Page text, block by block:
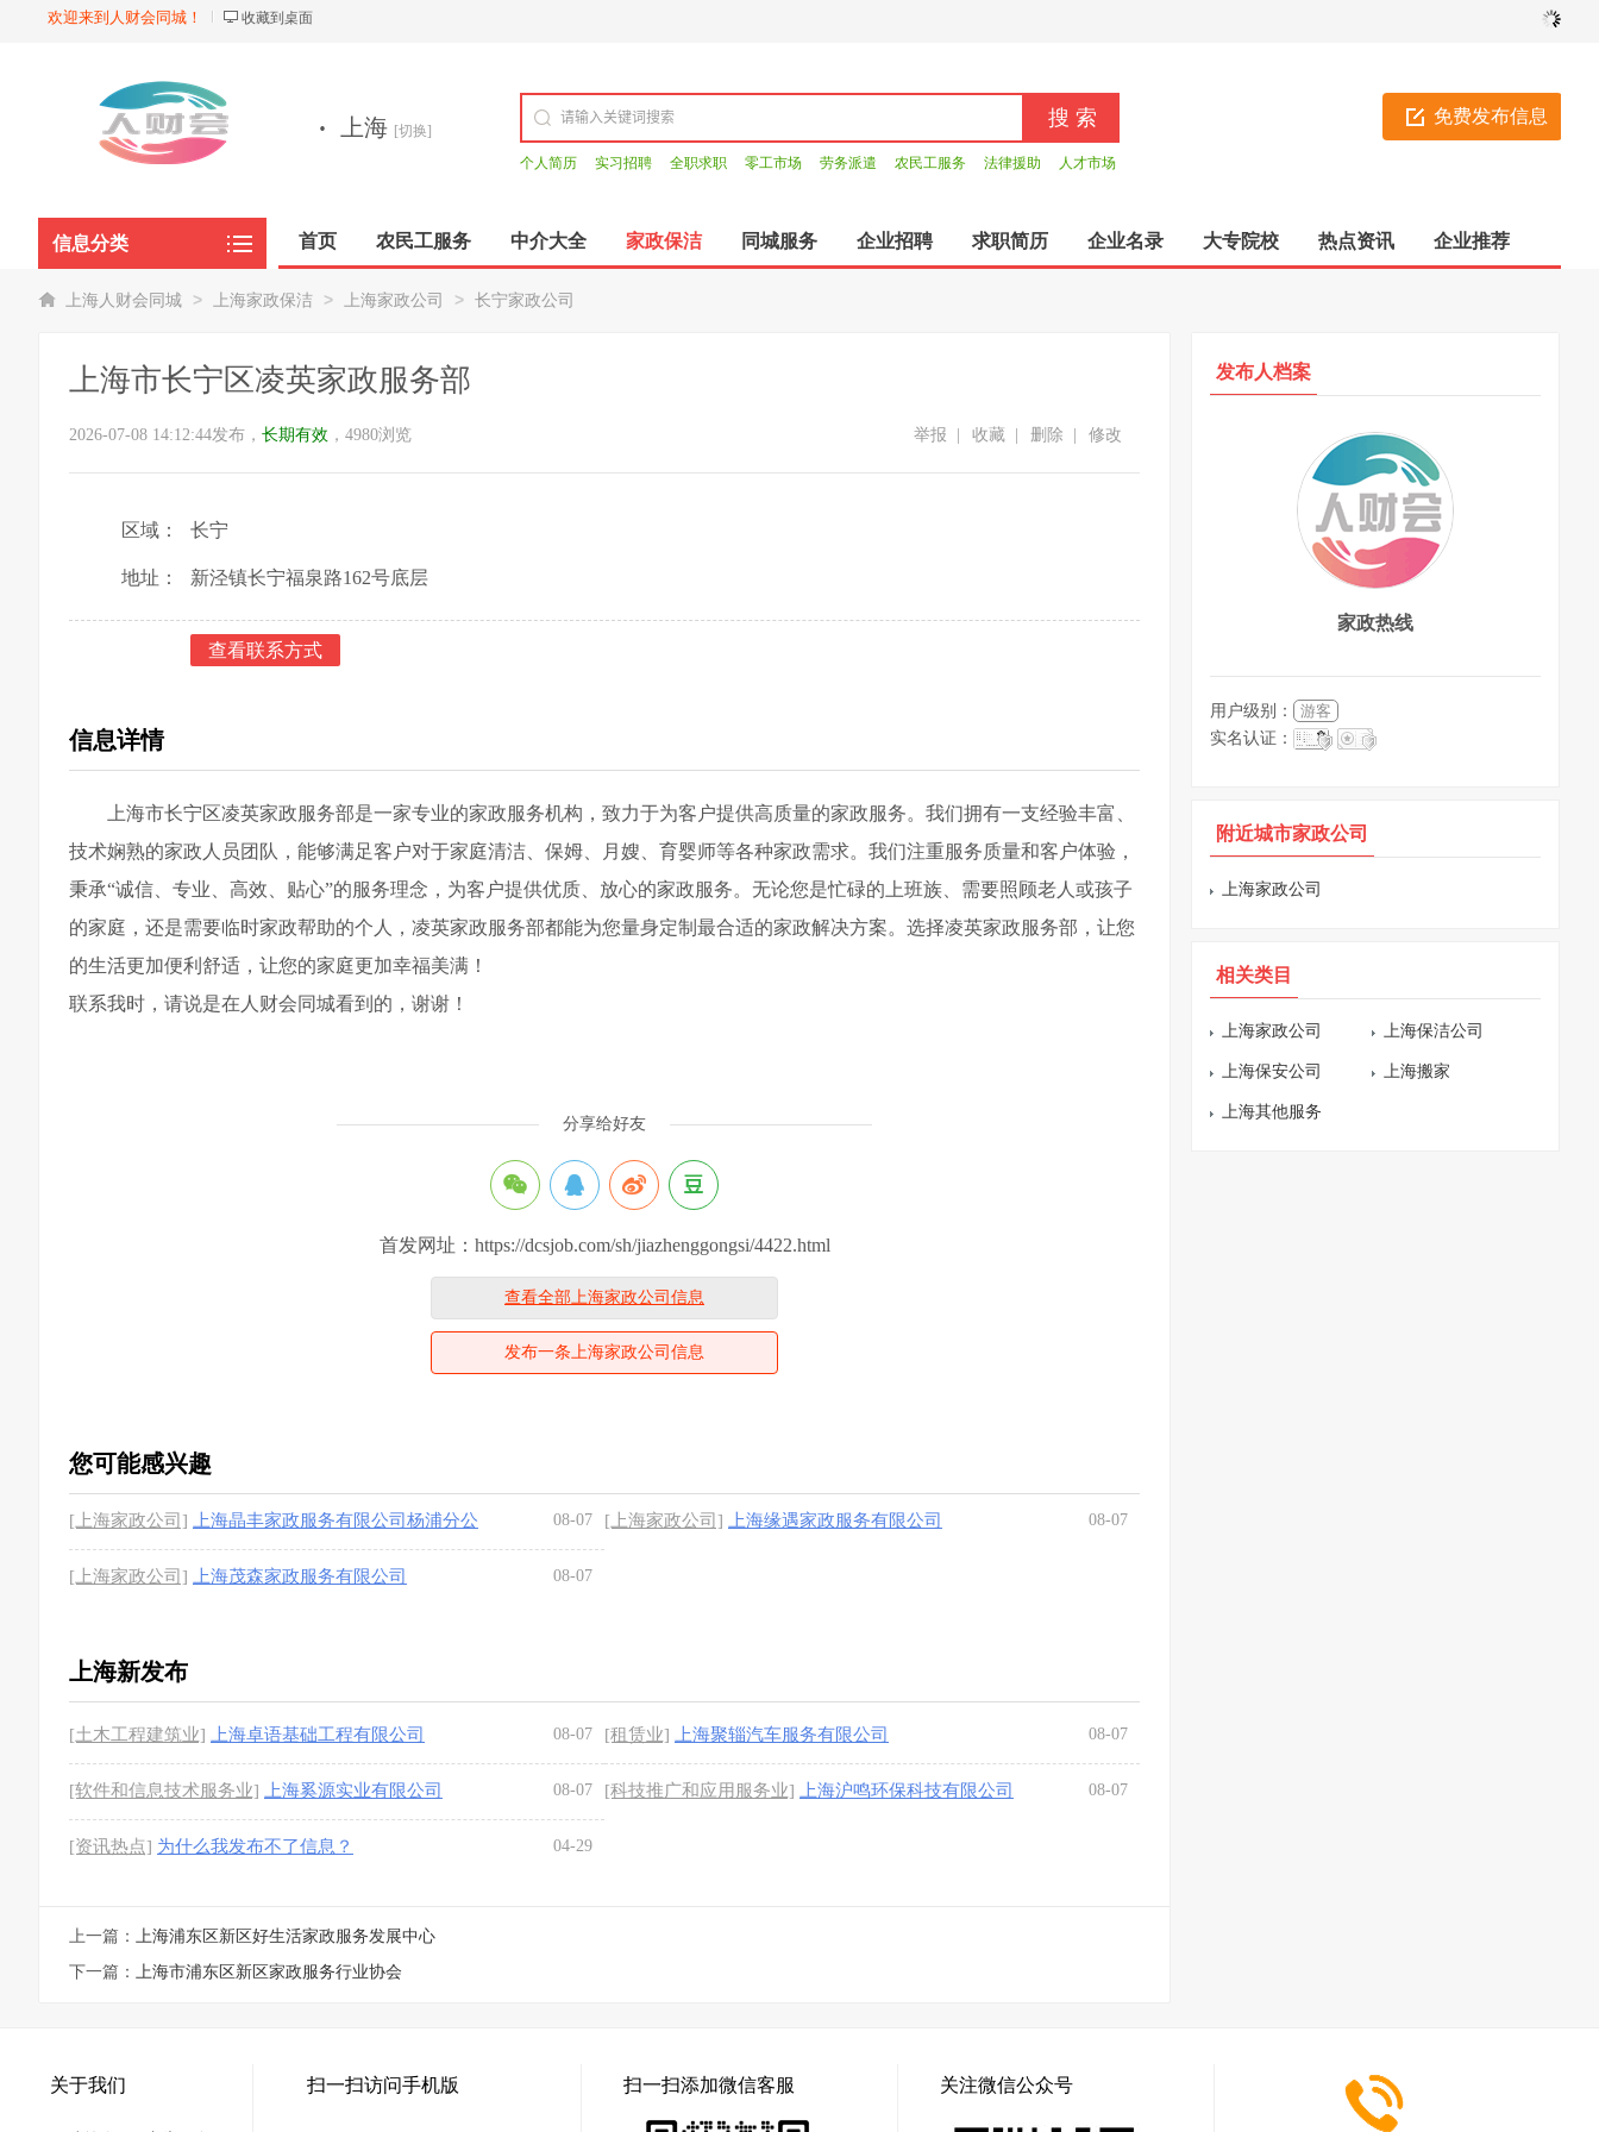
欢迎来到人财会同城！ 收藏到桌面
免费发布信息
· 上海 [切换]
个人简历
实习招聘 全职求职 零工市场 劳务派遣 农民工服务 法律援助 人才市场
信息分类 首页 农民工服务 中介大全 家政保洁 同城服务 企业招聘 求职简历 企业名录 大专院校 热点资讯 企业推荐
商品展示
上海人财会同城 > 上海家政保洁 > 上海家政公司 > 长宁家政公司
上海市长宁区凌英家政服务部
2026-07-08 14:12:44发布， 长期有效 ，4980浏览 修改
删除
收藏
举报
区域： 长宁
地址： 新泾镇长宁福泉路162号底层
查看联系方式
信息详情
上海市长宁区凌英家政服务部是一家专业的家政服务机构，致力于为客户提供高质量的家政服务。我们拥有一支经验丰富、
技术娴熟的家政人员团队，能够满足客户对于家庭清洁、保姆、月嫂、育婴师等各种家政需求。我们注重服务质量和客户体验，
秉承“诚信、专业、高效、贴心”的服务理念，为客户提供优质、放心的家政服务。无论您是忙碌的上班族、需要照顾老人或孩子
的家庭，还是需要临时家政帮助的个人，凌英家政服务部都能为您量身定制最合适的家政解决方案。选择凌英家政服务部，让您
的生活更加便利舒适，让您的家庭更加幸福美满！
联系我时，请说是在人财会同城看到的，谢谢！
分享给好友
首发网址：https://dcsjob.com/sh/jiazhenggongsi/4422.html
查看全部上海家政公司信息
发布一条上海家政公司信息
您可能感兴趣
[上海家政公司]
上海晶丰家政服务有限公司杨浦分公
08-07 [上海家政公司] 上海缘遇家政服务有限公司 08-07
[上海家政公司] 上海茂森家政服务有限公司 08-07
上海新发布
[土木工程建筑业] 上海卓语基础工程有限公司 08-07 [租赁业] 上海聚辎汽车服务有限公司 08-07
[软件和信息技术服务业] 上海奚源实业有限公司 08-07 [科技推广和应用服务业] 上海沪鸣环保科技有限公司 08-07
[资讯热点] 为什么我发布不了信息？ 04-29
上一篇： 上海浦东区新区好生活家政服务发展中心
下一篇： 上海市浦东区新区家政服务行业协会
发布人档案
家政热线
用户级别：
游客
实名认证：
附近城市家政公司
上海家政公司
相关类目
上海家政公司 上海保洁公司
上海保安公司 上海搬家
上海其他服务
关于我们 扫一扫访问手机版 扫一扫添加微信客服 关注微信公众号